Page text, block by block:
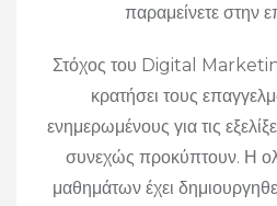
παραμείνετε στην
Στόχος του Digital
κρατήσει τους
ενημερωμένους για τις
συνεχώς προκύπτουν. Η
μαθημάτων έχει